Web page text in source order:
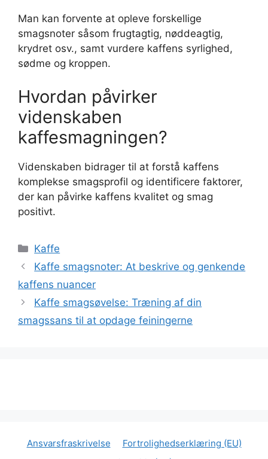
Man kan forvente at opleve forskellige
smagsnoter såsom frugtagtig, nøddeagtig,
krydret osv., samt vurdere kaffens syrlighed,
sødme og kroppen.
Hvordan påvirker
videnskaben
kaffesmagningen?
Videnskaben bidrager til at forstå kaffens
komplekse smagsprofil og identificere faktorer,
der kan påvirke kaffens kvalitet og smag
positivt.
Kategorier
Kaffe
Kaffe smagsnoter: At beskrive og genkende
kaffens nuancer
Kaffe smagsøvelse: Træning af din
smagssans til at opdage feiningerne
Ansvarsfraskrivelse
Fortrolighedserklæring (EU)